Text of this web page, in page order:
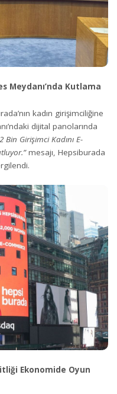
Meydanı’nda Kutlama
kadın girişimciliğine
dijital panolarında
Bin Girişimci Kadını E-
mesajı, Hepsiburada
Ekonomide Oyun